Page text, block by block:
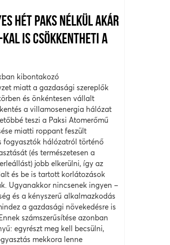
HÉT PAKS NÉLKÜL AKÁR
IS CSÖKKENTHETI A
kibontakozó
miatt a gazdasági szereplők
és önkéntesen vállalt
a villamosenergia hálózat
teszi a Paksi Atomerőmű
miatti roppant feszült
fogyasztók hálózatról történő
(és természetesen a
jobb elkerülni, így az
és be is tartott korlátozások
Ugyanakkor nincsenek ingyen –
és a kényszerű alkalmazkodás
a gazdasági növekedésre is
számszerűsítése azonban
egyrészt meg kell becsülni,
mekkora lenne